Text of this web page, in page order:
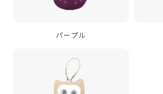
パープル